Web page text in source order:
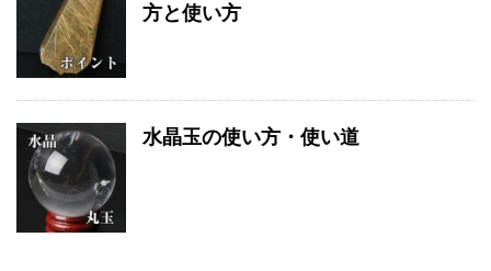
方と使い方
水晶玉の使い方・使い道